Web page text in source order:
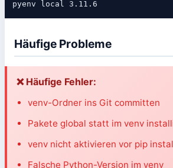
Häufige Probleme
❌ Häufige Fehler:
venv-Ordner ins Git committen
Pakete global statt im venv
venv nicht aktivieren vor pip
Falsche Python-Version im venv